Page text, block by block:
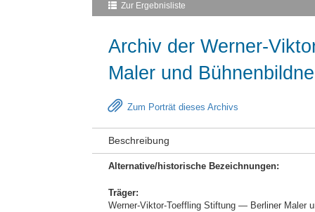
Zur Ergebnisliste
Archiv der Werner-
Maler und
Zum Porträt dieses Archivs
Beschreibung
Alternative/historische Bezeichnungen:
Träger:
Werner-Viktor-Toeffling Stiftung — Berliner Maler